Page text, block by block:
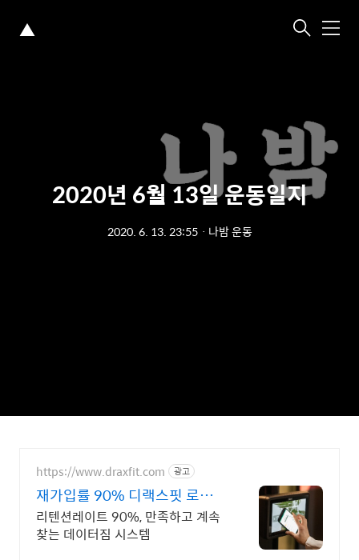
▲ 메
2020년 6월 13일 운동일지
2020. 6. 13. 23:55ㆍ 나밤 운동
https://www.draxfit.com 광고
재가입률 90% 디랙스핏 로그인
하면 루틴이 딱!
리텐션레이트 90%, 만족하고 계속
찾는 데이터짐 시스템